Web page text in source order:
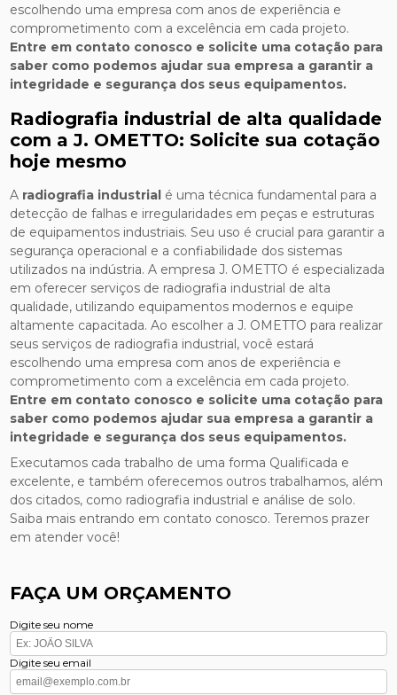
escolhendo uma empresa com anos de experiência e
comprometimento com a excelência em cada projeto.
Entre em contato conosco e solicite uma cotação para
saber como podemos ajudar sua empresa a garantir a
integridade e segurança dos seus equipamentos.
Radiografia industrial de alta qualidade
com a J. OMETTO: Solicite sua cotação
hoje mesmo
A radiografia industrial é uma técnica fundamental para a
detecção de falhas e irregularidades em peças e estruturas
de equipamentos industriais. Seu uso é crucial para garantir a
segurança operacional e a confiabilidade dos sistemas
utilizados na indústria. A empresa J. OMETTO é especializada
em oferecer serviços de radiografia industrial de alta
qualidade, utilizando equipamentos modernos e equipe
altamente capacitada. Ao escolher a J. OMETTO para realizar
seus serviços de radiografia industrial, você estará
escolhendo uma empresa com anos de experiência e
comprometimento com a excelência em cada projeto.
Entre em contato conosco e solicite uma cotação para
saber como podemos ajudar sua empresa a garantir a
integridade e segurança dos seus equipamentos.
Executamos cada trabalho de uma forma Qualificada e
excelente, e também oferecemos outros trabalhamos, além
dos citados, como radiografia industrial e análise de solo.
Saiba mais entrando em contato conosco. Teremos prazer
em atender você!
FAÇA UM ORÇAMENTO
Digite seu nome
Digite seu email